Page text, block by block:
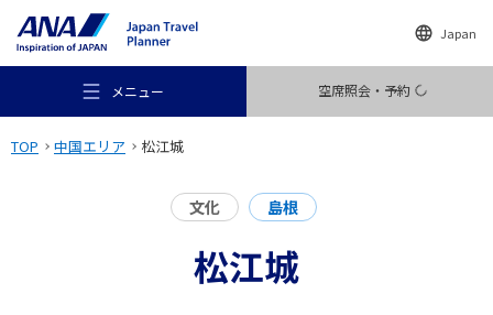
Japan
メニュー 空席照会・予約
TOP 中国エリア 松江城
文化 島根
松江城